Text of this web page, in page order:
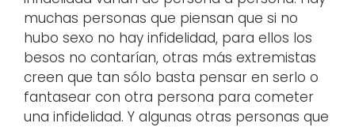
muchas personas que piensan que si no
hubo sexo no hay infidelidad, para ellos los
besos no contarían, otras más extremistas
creen que tan sólo basta pensar en serlo o
fantasear con otra persona para cometer
una infidelidad. Y algunas otras personas que